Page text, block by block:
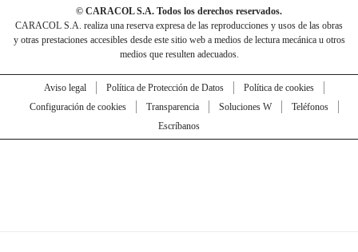
© CARACOL S.A. Todos los derechos reservados.
CARACOL S.A. realiza una reserva expresa de las reproducciones y usos de las obras
y otras prestaciones accesibles desde este sitio web a medios de lectura mecánica u otros
medios que resulten adecuados.
Aviso legal Política de Protección de Datos
Política de cookies
Configuración de cookies
Transparencia Soluciones W
Teléfonos
Escríbanos